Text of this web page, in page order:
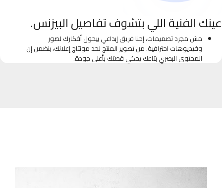
عينك الفنية اللي بتشوف تفاصيل البيزنس.
مش مجرد تصميمات، إحنا فريق إبداعي بيحول أفكارك لصور
وفيديوهات احترافية. من تصوير المنتج لحد مونتاج إعلانك، بنضمن إن
المحتوى البصري بتاعك يحكي قصتك بأعلى جودة.